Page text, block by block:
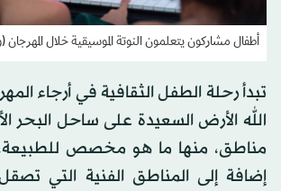
أطفال مشاركون يتعلمون النوتة الموسيقية خلال المهرجان
تبدأ رحلة الطفل الثقافية في أرجاء
مناطق، منها ما هو مخصص للطبيعة،
إضافة إلى المناطق الفنية التي